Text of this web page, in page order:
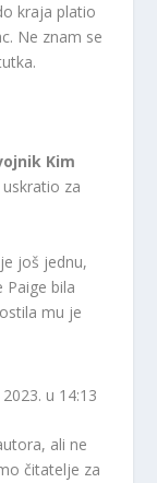
kraja platio
Ne znam se
Kim
za
još jednu,
bila
mu je
u 14:13
ali ne
čitatelje za